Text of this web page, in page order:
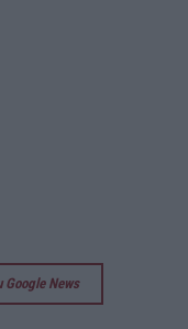
Google News